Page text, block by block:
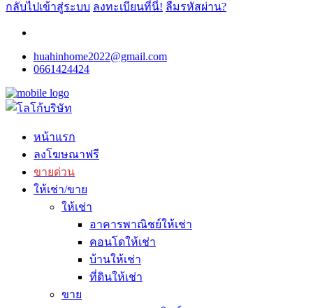
กลับไปเข้าสู่ระบบ ลงทะเบียนที่นี่! ลืมรหัสผ่าน?
huahinhome2022@gmail.com
0661424424
หน้าแรก
ลงโฆษณาฟรี
ขายด่วน
ให้เช่า/ขาย
ให้เช่า
อาคารพาณิชย์ให้เช่า
คอนโดให้เช่า
บ้านให้เช่า
ที่ดินให้เช่า
ขาย